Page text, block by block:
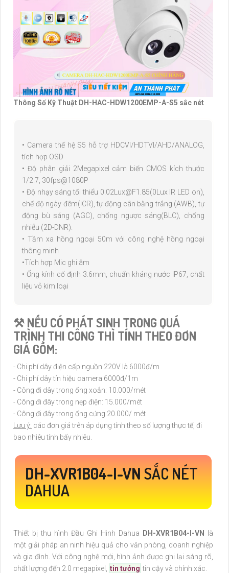
Thông Số Kỹ Thuật DH-HAC-HDW1200EMP-A-S5 sắc nét
• Camera thế hệ S5 hỗ trợ HDCVI/HDTVI/AHD/ANALOG,
tích hợp OSD
• Độ phân giải 2Megapixel cảm biến CMOS kích thước
1/2.7, 30fps@1080P
• Độ nhạy sáng tối thiểu 0.02Lux@F1.85(0Lux IR LED on),
chế độ ngày đêm(ICR), tự động cân bằng trắng (AWB), tự
động bù sáng (AGC), chống ngược sáng(BLC), chống
nhiễu (2D-DNR).
• Tầm xa hồng ngoại 50m với công nghệ hồng ngoại
thông minh
•Tích hợp Mic ghi âm
• Ống kính cố định 3.6mm, chuẩn kháng nước IP67, chất
liệu vỏ kim loại
⚒ NẾU CÓ PHÁT SINH TRONG QUÁ
TRÌNH THI CÔNG THÌ TÍNH THEO ĐƠN
GIÁ GỒM:
- Chi phí dây điện cấp nguồn 220V là 6000đ/m
- Chi phí dây tín hiệu camera 6000đ/1m
- Công đi dây trong ống xoắn: 10.000/mét
- Công đi đây trong nẹp điện: 15.000/mét
- Công đi đây trong ống cứng 20.000/ mét
Lưu ý: các đơn giá trên áp dụng tính theo số lượng thực tế, đi
bao nhiêu tính bấy nhiêu.
DH-XVR1B04-I-VNSẮC NÉT
DAHUA
Thiết bị thu hình Đầu Ghi Hình Dahua DH-XVR1B04-I-VN là
một giải pháp an ninh hiệu quả cho văn phòng, doanh nghiệp
và gia đình. Với công nghệ mới, hình ảnh được ghi lại sáng rõ,
chất lượng đến 2.0 megapixel, tin tưởng tin cậy và chính xác.